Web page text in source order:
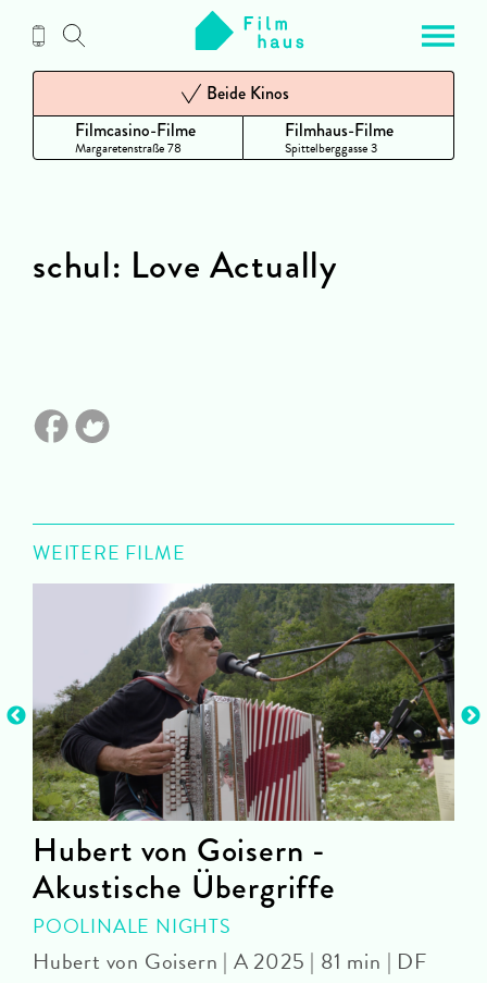
Inhalt
Filmcasino-Filme
Margaretenstraße 78
Beide Kinos
Filmhaus-Filme
Spittelberggasse 3
schul: Love Actually
WEITERE FILME
Hubert von Goisern -
Akustische Übergriffe
POOLINALE NIGHTS
Hubert von Goisern | A 2025 | 81 min | DF